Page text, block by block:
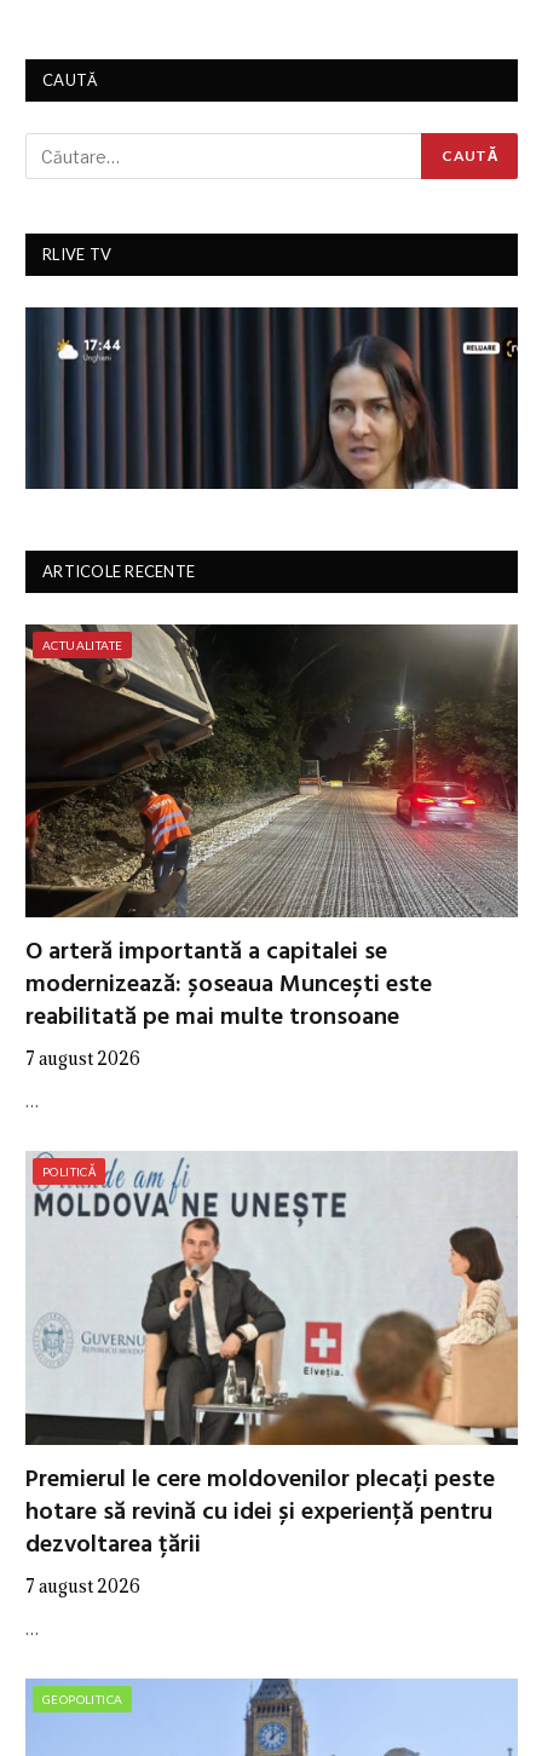
CAUTĂ
RLIVE TV
ARTICOLE RECENTE
ACTUALITATE
O arteră importantă a capitalei se
modernizează: șoseaua Muncești este
reabilitată pe mai multe tronsoane
7 august 2026
…
POLITICĂ
Premierul le cere moldovenilor plecați peste
hotare să revină cu idei și experiență pentru
dezvoltarea țării
7 august 2026
…
GEOPOLITICA